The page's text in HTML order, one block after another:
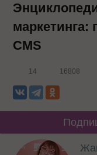
маркетинга:
CMS
14 16808